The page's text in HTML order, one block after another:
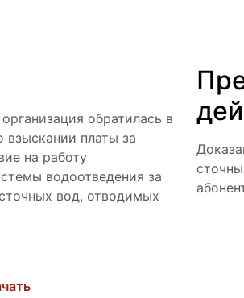
обратилась в
платы за
на работу
водоотведения за
вод, отводимых